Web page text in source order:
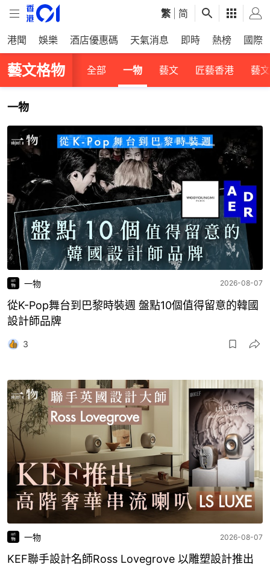
繁 简
港聞 娛樂 酒店優惠碼 天氣消息 即時 熱榜 國際
藝文格物 全部 一物 藝文 匠藝香港 藝
一物
一物 2026-08-07
從K-Pop舞台到巴黎時裝週 盤點10個值得留意的韓國
設計師品牌
3
一物 2026-08-07
KEF聯手設計名師Ross Lovegrove 以雕塑設計推出